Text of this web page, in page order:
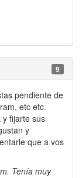
9
pendiente de
etc etc.
y fijarte sus
y
que a vos
Tenía muy